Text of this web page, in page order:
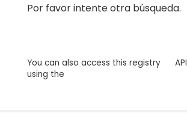
Por favor intente otra búsqueda.
You can also access this registry
using the
API